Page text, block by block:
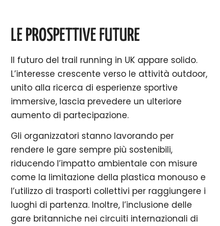
LE PROSPETTIVE FUTURE
Il futuro del trail running in UK appare solido.
L’interesse crescente verso le attività outdoor,
unito alla ricerca di esperienze sportive
immersive, lascia prevedere un ulteriore
aumento di partecipazione.
Gli organizzatori stanno lavorando per
rendere le gare sempre più sostenibili,
riducendo l’impatto ambientale con misure
come la limitazione della plastica monouso e
l’utilizzo di trasporti collettivi per raggiungere i
luoghi di partenza. Inoltre, l’inclusione delle
gare britanniche nei circuiti internazionali di